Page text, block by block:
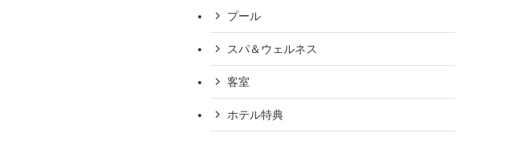
プール
スパ＆ウェルネス
客室
ホテル特典